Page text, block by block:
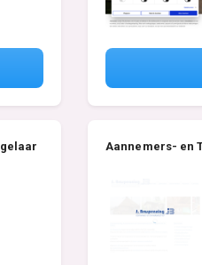
Aannemers- en